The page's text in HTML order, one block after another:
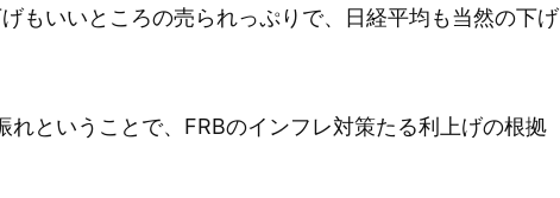
もいいところの売られっぷりで、日経平均も当然の下げ
れということで、FRBのインフレ対策たる利上げの根拠